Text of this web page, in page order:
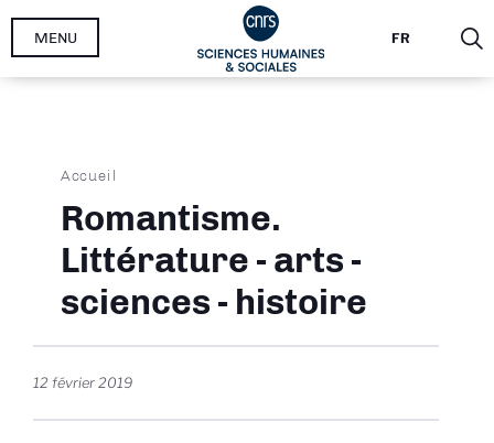
Aller
FR
MENU
Fil
d'Ariane
Accueil
Romantisme.
Littérature - arts -
sciences - histoire
12 février 2019